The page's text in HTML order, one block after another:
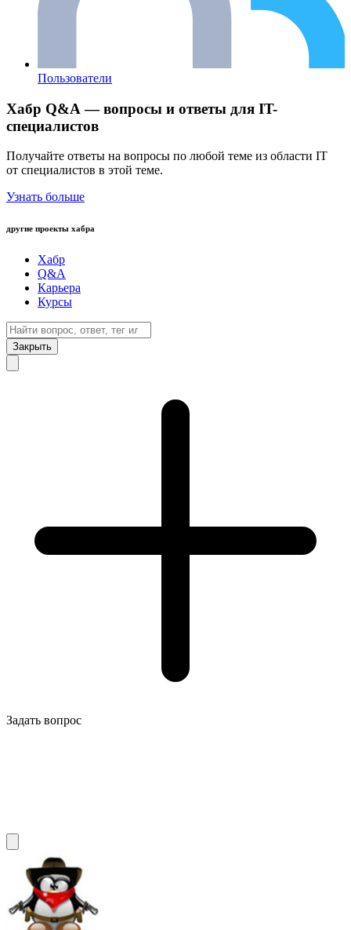
Пользователи
Хабр Q&A — вопросы и ответы для IT-
специалистов
Получайте ответы на вопросы по любой теме из области IT
от специалистов в этой теме.
Узнать больше
другие проекты хабра
Хабр
Q&A
Карьера
Курсы
Закрыть
Задать вопрос